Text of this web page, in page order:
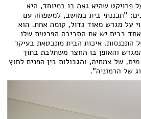
פרויקט שהיא גאה בו במיוחד, היא
"תכננתי בית במושב, למשפחה עם
על מגרש מאוד גדול, קומה אחת. הוא
בבית יש את הסביבה הפרטית שלו
התכנסות. איכות הבית מתבטאת בעיקר
והאופן בו החצר משתלבת בתוך
של צמחיה, והגבולות בין הפנים לחוץ
של הרמוניה".